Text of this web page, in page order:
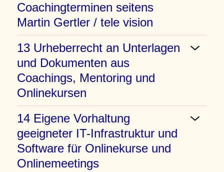
Coachingterminen seitens
Martin Gertler / tele vision
13 Urheberrecht an Unterlagen
und Dokumenten aus
Coachings, Mentoring und
Onlinekursen
14 Eigene Vorhaltung
geeigneter IT-Infrastruktur und
Software für Onlinekurse und
Onlinemeetings